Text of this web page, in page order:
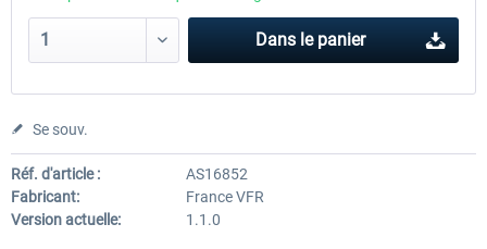
Dans le panier
Se souv.
Réf. d'article :
AS16852
Fabricant:
France VFR
Version actuelle:
1.1.0